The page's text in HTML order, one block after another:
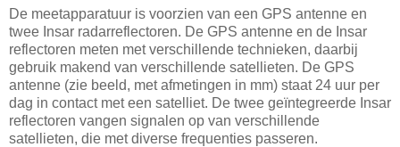
De meetapparatuur is voorzien van een GPS antenne en
twee Insar radarreflectoren. De GPS antenne en de Insar
reflectoren meten met verschillende technieken, daarbij
gebruik makend van verschillende satellieten. De GPS
antenne (zie beeld, met afmetingen in mm) staat 24 uur per
dag in contact met een satelliet. De twee geïntegreerde Insar
reflectoren vangen signalen op van verschillende
satellieten, die met diverse frequenties passeren.